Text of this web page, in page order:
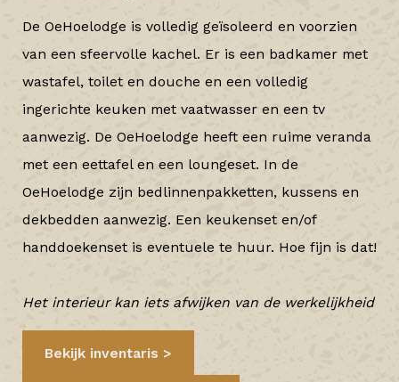
De OeHoelodge is volledig geïsoleerd en voorzien
van een sfeervolle kachel. Er is een badkamer met
wastafel, toilet en douche en een volledig
ingerichte keuken met vaatwasser en een tv
aanwezig. De OeHoelodge heeft een ruime veranda
met een eettafel en een loungeset. In de
OeHoelodge zijn bedlinnenpakketten, kussens en
dekbedden aanwezig. Een keukenset en/of
handdoekenset is eventuele te huur. Hoe fijn is dat!
Het interieur kan iets afwijken van de werkelijkheid
Bekijk inventaris